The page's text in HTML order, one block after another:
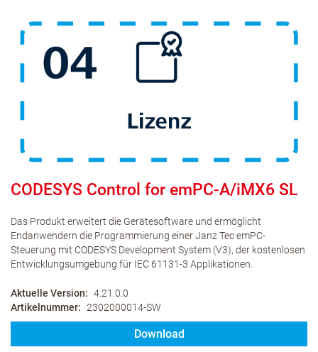
CODESYS Control for emPC-A/iMX6 SL
Das Produkt erweitert die Gerätesoftware und ermöglicht
Endanwendern die Programmierung einer Janz Tec emPC-
Steuerung mit CODESYS Development System (V3), der kostenlosen
Entwicklungsumgebung für IEC 61131-3 Applikationen.
Aktuelle Version
4.21.0.0
Artikelnummer
2302000014-SW
Download